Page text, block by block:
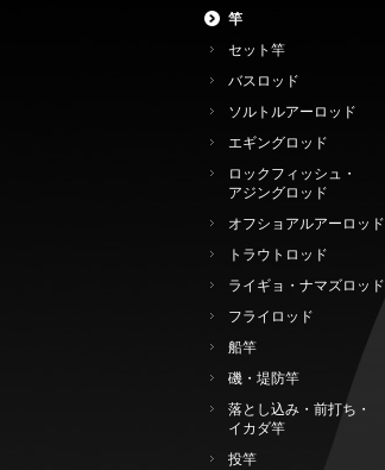
竿
セット竿
バスロッド
ソルトルアーロッド
エギングロッド
ロックフィッシュ・
アジングロッド
オフショアルアーロッド
トラウトロッド
ライギョ・ナマズロッド
フライロッド
船竿
磯・堤防竿
落とし込み・前打ち・
イカダ竿
投竿